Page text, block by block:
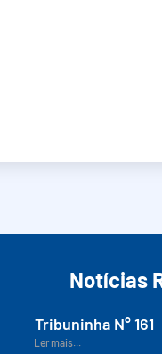
Notícias
Tribuninha N° 161
Ler mais...